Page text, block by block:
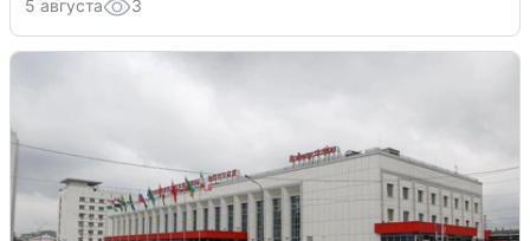
5 августа 3